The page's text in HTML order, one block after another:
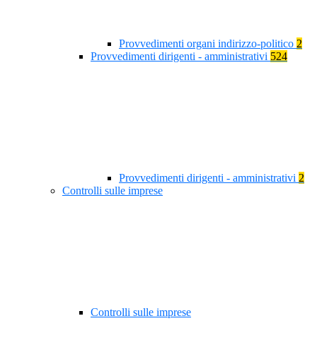
Provvedimenti organi indirizzo-politico 2
Provvedimenti dirigenti - amministrativi 524
Provvedimenti dirigenti - amministrativi 2
Controlli sulle imprese
Controlli sulle imprese